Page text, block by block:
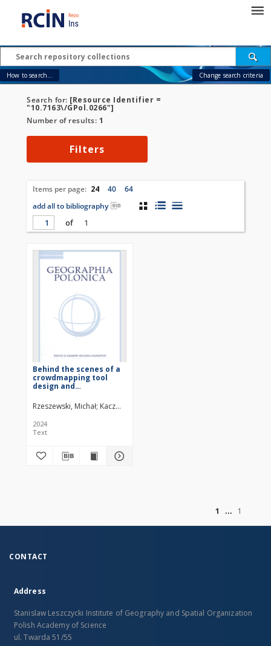
How to search... Change search criteria
Search for: [Resource Identifier =
"10.7163\/GPol.0266"]
Number of results: 1
Filters
Items per page: 24 40
64
add all to bibliography
of
1
Behind the scenes of a
crowdmapping tool
design and
Guidelines for
participatory mapping
practices in a
multicultural
environment
Rzeszewski, Michał Kaczmarek, Patryk
2024
Text
1
1
CONTACT
Address
Stanislaw Leszczycki Institute of Geography and Spatial Organization
Polish Academy of Science
ul. Twarda 51/55